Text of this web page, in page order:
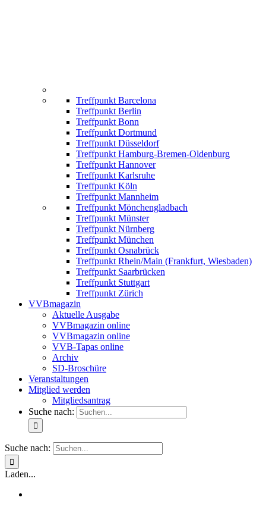
Treffpunkt Barcelona
Treffpunkt Berlin
Treffpunkt Bonn
Treffpunkt Dortmund
Treffpunkt Düsseldorf
Treffpunkt Hamburg-Bremen-Oldenburg
Treffpunkt Hannover
Treffpunkt Karlsruhe
Treffpunkt Köln
Treffpunkt Mannheim
Treffpunkt Mönchengladbach
Treffpunkt Münster
Treffpunkt Nürnberg
Treffpunkt München
Treffpunkt Osnabrück
Treffpunkt Rhein/Main (Frankfurt, Wiesbaden)
Treffpunkt Saarbrücken
Treffpunkt Stuttgart
Treffpunkt Zürich
VVBmagazin
Aktuelle Ausgabe
VVBmagazin online
VVBmagazin online
VVB-Tapas online
Archiv
SD-Broschüre
Veranstaltungen
Mitglied werden
Mitgliedsantrag
Suche nach:
Suche nach:
Laden...